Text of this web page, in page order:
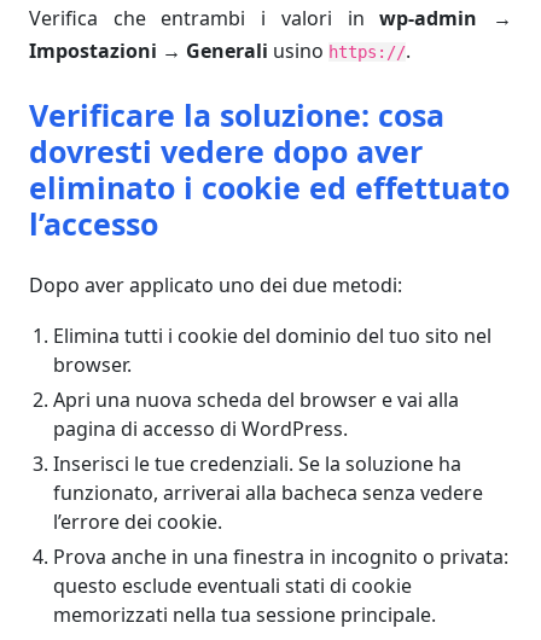
Verifica che entrambi i valori inwp-admin →
Impostazioni → Generali usino https://.
Verificare la soluzione: cosa
dovresti vedere dopo aver
eliminato i cookie ed effettuato
l’accesso
Dopo aver applicato uno dei due metodi:
Elimina tutti i cookie del dominio del tuo sito nel
browser.
Apri una nuova scheda del browser e vai alla
pagina di accesso di WordPress.
Inserisci le tue credenziali. Se la soluzione ha
funzionato, arriverai alla bacheca senza vedere
l’errore dei cookie.
Prova anche in una finestra in incognito o privata:
questo esclude eventuali stati di cookie
memorizzati nella tua sessione principale.